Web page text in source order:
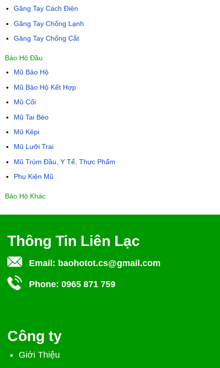
Găng Tay Cách Điện
Găng Tay Chống Lạnh
Găng Tay Chống Cắt
Bảo Hộ Đầu
Mũ Bảo Hộ
Mũ Bảo Hộ Kết Hợp
Mũ Cối
Mũ Tai Bèo
Mũ Kêpi
Mũ Lưỡi Trai
Mũ Trùm Đầu, Y Tế, Thực Phẩm
Phụ Kiện Mũ
Bảo Hộ Khác
Thông Tin Liên Lạc
Email: baohotot.cs@gmail.com
Phone: 0965 871 759
Công ty
Giới Thiệu